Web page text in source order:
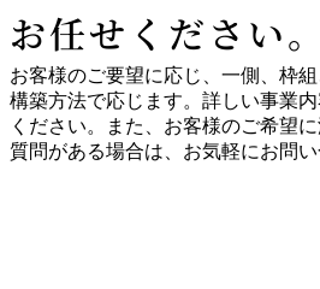
お任せください。
お客様のご要望に応じ、一側、枠
構築方法で応じます。詳しい事業
ください。また、お客様のご希望
質問がある場合は、お気軽にお問い